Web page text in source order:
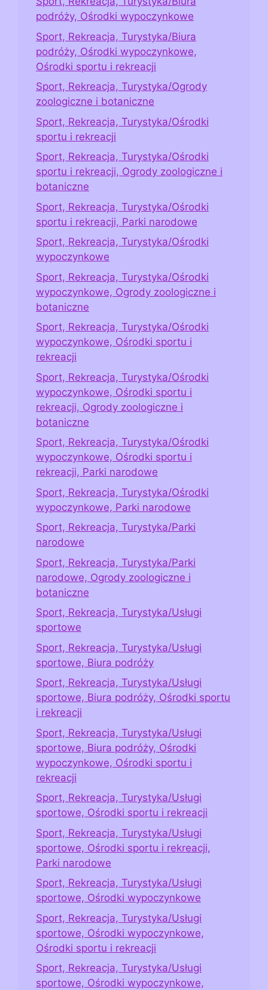
podróży, Ośrodki wypoczynkowe
Sport, Rekreacja, Turystyka/Biura
podróży, Ośrodki wypoczynkowe,
Ośrodki sportu i rekreacji
Sport, Rekreacja, Turystyka/Ogrody
zoologiczne i botaniczne
Sport, Rekreacja, Turystyka/Ośrodki
sportu i rekreacji
Sport, Rekreacja, Turystyka/Ośrodki
sportu i rekreacji, Ogrody zoologiczne i
botaniczne
Sport, Rekreacja, Turystyka/Ośrodki
sportu i rekreacji, Parki narodowe
Sport, Rekreacja, Turystyka/Ośrodki
wypoczynkowe
Sport, Rekreacja, Turystyka/Ośrodki
wypoczynkowe, Ogrody zoologiczne i
botaniczne
Sport, Rekreacja, Turystyka/Ośrodki
wypoczynkowe, Ośrodki sportu i
rekreacji
Sport, Rekreacja, Turystyka/Ośrodki
wypoczynkowe, Ośrodki sportu i
rekreacji, Ogrody zoologiczne i
botaniczne
Sport, Rekreacja, Turystyka/Ośrodki
wypoczynkowe, Ośrodki sportu i
rekreacji, Parki narodowe
Sport, Rekreacja, Turystyka/Ośrodki
wypoczynkowe, Parki narodowe
Sport, Rekreacja, Turystyka/Parki
narodowe
Sport, Rekreacja, Turystyka/Parki
narodowe, Ogrody zoologiczne i
botaniczne
Sport, Rekreacja, Turystyka/Usługi
sportowe
Sport, Rekreacja, Turystyka/Usługi
sportowe, Biura podróży
Sport, Rekreacja, Turystyka/Usługi
sportowe, Biura podróży, Ośrodki sportu
i rekreacji
Sport, Rekreacja, Turystyka/Usługi
sportowe, Biura podróży, Ośrodki
wypoczynkowe, Ośrodki sportu i
rekreacji
Sport, Rekreacja, Turystyka/Usługi
sportowe, Ośrodki sportu i rekreacji
Sport, Rekreacja, Turystyka/Usługi
sportowe, Ośrodki sportu i rekreacji,
Parki narodowe
Sport, Rekreacja, Turystyka/Usługi
sportowe, Ośrodki wypoczynkowe
Sport, Rekreacja, Turystyka/Usługi
sportowe, Ośrodki wypoczynkowe,
Ośrodki sportu i rekreacji
Sport, Rekreacja, Turystyka/Usługi
sportowe, Ośrodki wypoczynkowe,